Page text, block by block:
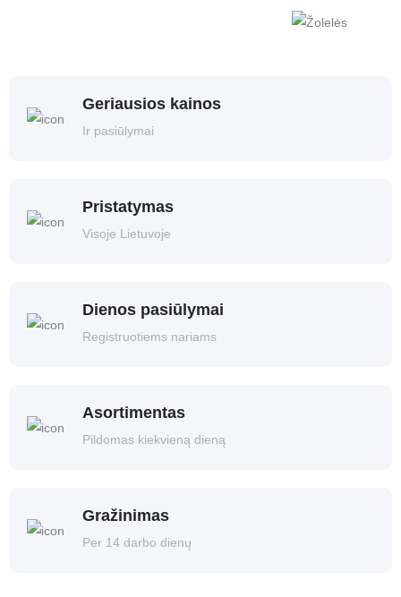
Geriausios kainos
Ir pasiūlymai
Pristatymas
Visoje Lietuvoje
Dienos pasiūlymai
Registruotiems nariams
Asortimentas
Pildomas kiekvieną dieną
Gražinimas
Per 14 darbo dienų